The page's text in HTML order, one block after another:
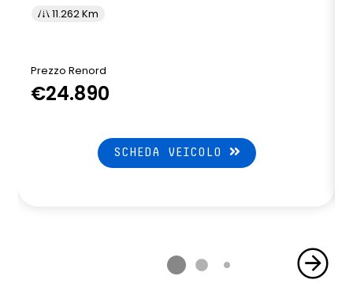
11.262 Km
Prezzo Renord
€24.890
SCHEDA VEICOLO